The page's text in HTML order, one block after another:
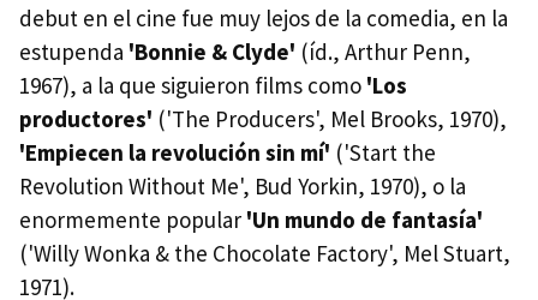
debut en el cine fue muy lejos de la comedia, en la
estupenda 'Bonnie & Clyde' (íd., Arthur Penn,
1967), a la que siguieron films como 'Los
productores' ('The Producers', Mel Brooks, 1970),
'Empiecen la revolución sin mí' ('Start the
Revolution Without Me', Bud Yorkin, 1970), o la
enormemente popular 'Un mundo de fantasía'
('Willy Wonka & the Chocolate Factory', Mel Stuart,
1971).